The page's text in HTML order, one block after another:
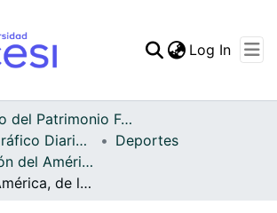
Statistics
Log In
Archivo del Patrimonio Fotográfico y Fílmico del Valle del Cauca
Fondo Fotográfico Diario Occidente
Deportes
FFDO - Rincón del América - Patrimonial
Equipo del América, de la Primera C